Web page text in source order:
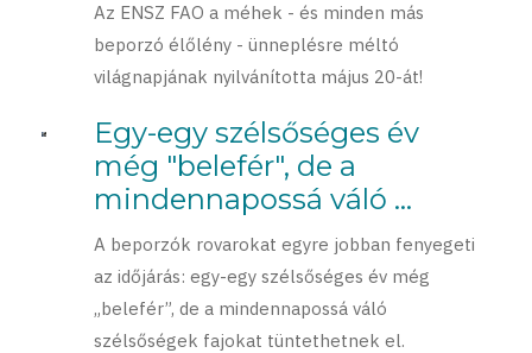
Az ENSZ FAO a méhek - és minden más
beporzó élőlény - ünneplésre méltó
világnapjának nyilvánította május 20-át!
Egy-egy szélsőséges év
még "belefér", de a
mindennapossá váló ...
A beporzók rovarokat egyre jobban fenyegeti
az időjárás: egy-egy szélsőséges év még
„belefér”, de a mindennapossá váló
szélsőségek fajokat tüntethetnek el.